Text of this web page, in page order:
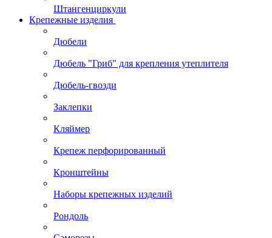
Штангенциркули
Крепежные изделия
Дюбели
Дюбель "Гриб" для крепления утеплителя
Дюбель-гвозди
Заклепки
Кляймер
Крепеж перфорированный
Кронштейны
Наборы крепежных изделий
Рондоль